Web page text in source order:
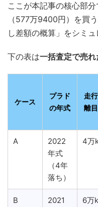
ここが本記事の核心部
（577万9400円）を買
し差額の概算」をシミュ
下の表は一括査定で売
ケース
プラド
の年式
走
離
A
2022
年式
（4年
落ち）
4万
B
2021
6万